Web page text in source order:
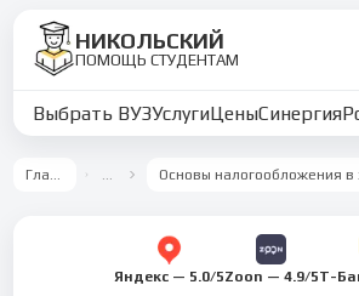
НИКОЛЬСКИЙ
ПОМОЩЬ СТУДЕНТАМ
Выбрать ВУЗУслугиЦеныСинергия
Главная …
Яндекс — 5.0/5Zoon — 4.9/5Т-